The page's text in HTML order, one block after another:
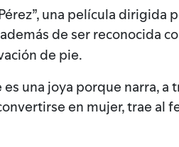
una película
de ser reconocida
de pie.
una joya porque narra,
en mujer, trae al